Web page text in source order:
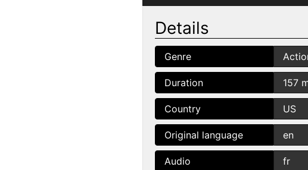
Details
Genre
Duration 157
Country US
Original language en
Audio fr